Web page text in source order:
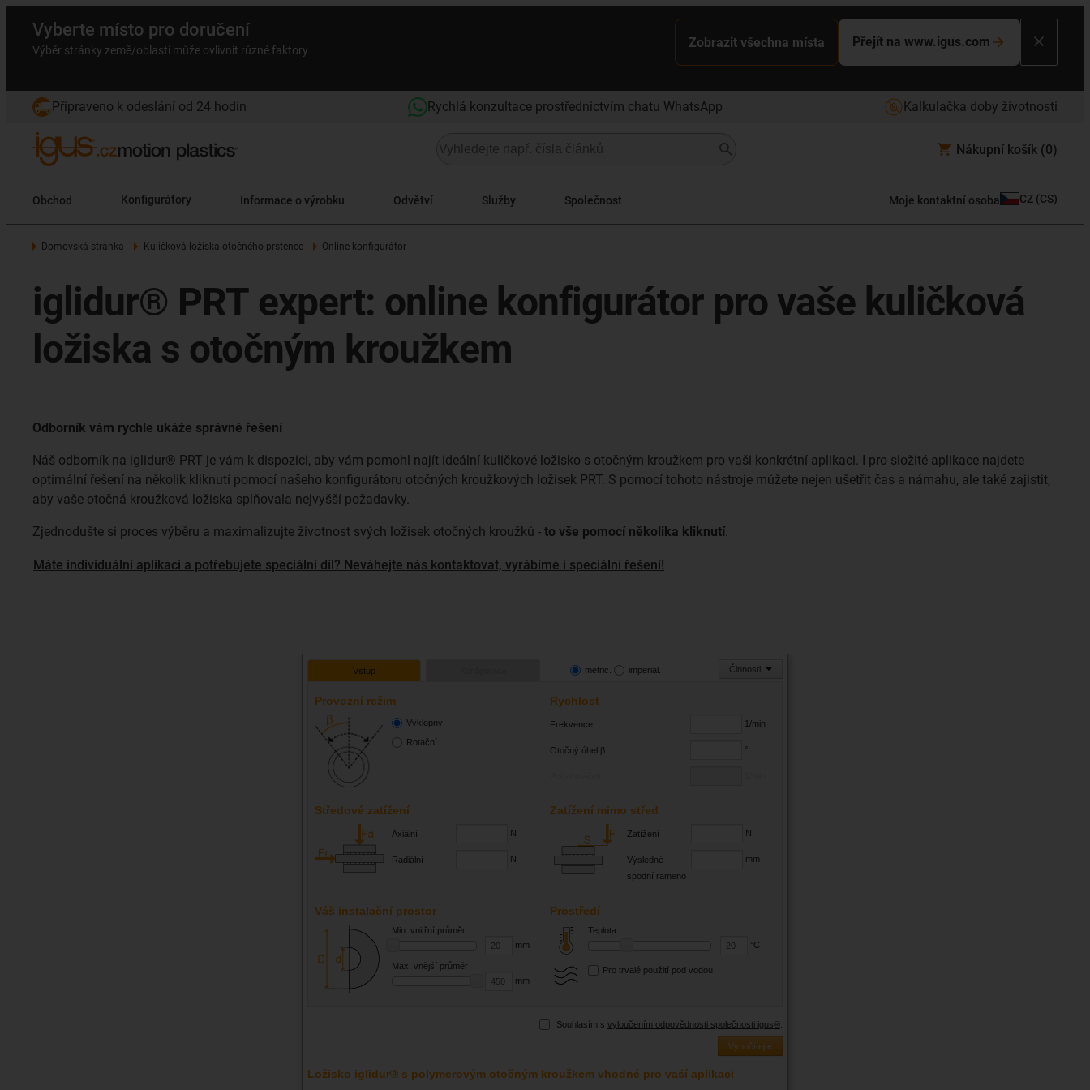
Vyberte místo pro doručení
Výběr stránky země/oblasti může ovlivnit různé faktory
Zobrazit všechna místa Přejít na www.igus.com
Připraveno k odeslání od 24 hodin Rychlá konzultace prostřednictvím chatu WhatsApp Kalkulačka doby životnosti
Nákupní košík (0)
Obchod Konfigurátory Informace o výrobku Odvětví Služby Společnost Moje kontaktní osoba CZ (CS)
Domovská stránka Kuličková ložiska otočného prstence Online konfigurátor
iglidur® PRT expert: online konfigurátor pro vaše kuličková
ložiska s otočným kroužkem
Odborník vám rychle ukáže správné řešení
Náš odborník na iglidur® PRT je vám k dispozici, aby vám pomohl najít ideální kuličkové ložisko s otočným kroužkem pro vaši konkrétní aplikaci. I pro složité aplikace najdete
optimální řešení na několik kliknutí pomocí našeho konfigurátoru otočných kroužkových ložisek PRT. S pomocí tohoto nástroje můžete nejen ušetřit čas a námahu, ale také zajistit,
aby vaše otočná kroužková ložiska splňovala nejvyšší požadavky.
Zjednodušte si proces výběru a maximalizujte životnost svých ložisek otočných kroužků - to vše pomocí několika kliknutí.
Máte individuální aplikaci a potřebujete speciální díl? Neváhejte nás kontaktovat, vyrábíme i speciální řešení!